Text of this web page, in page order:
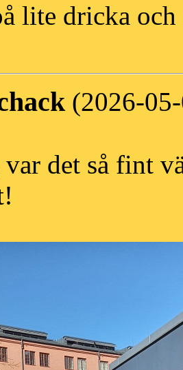
lite dricka
(2026-
var det så fint